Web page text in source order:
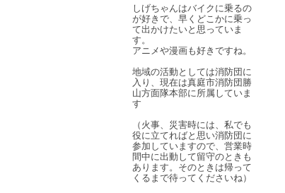
しげちゃんはバイクに乗るの
が好きで、早くどこかに乗っ
て出かけたいと思っていま
す。
アニメや漫画も好きですね。
地域の活動としては消防団に
入り、現在は真庭市消防団勝
山方面隊本部に所属していま
す
（火事、災害時には、私でも
役に立てればと思い消防団に
参加していますので、営業時
間中に出動して留守のときも
あります。そのときは帰って
くるまで待ってくださいね）